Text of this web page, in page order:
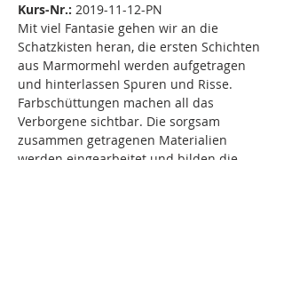
Kurs-Nr.: 2019-11-12-PN
Mit viel Fantasie gehen wir an die
Schatzkisten heran, die ersten Schichten
aus Marmormehl werden aufgetragen
und hinterlassen Spuren und Risse.
Farbschüttungen machen all das
Verborgene sichtbar. Die sorgsam
zusammen getragenen Materialien
werden eingearbeitet und bilden die